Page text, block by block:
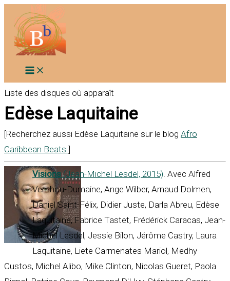
contenu
Liste des disques où apparaît
Edèse Laquitaine
[Recherchez aussi Edèse Laquitaine sur le blog Afro
Caribbean Beats ]
Visions(Jean-Michel Lesdel, 2015). Avec Alfred
Venthou-Dumaine, Ange Wilber, Arnaud Dolmen,
Daniel Saint-Félix, Didier Juste, Darla Abreu, Edèse
Laquitaine, Fabrice Tastet, Frédérick Caracas, Jean-
Michel Lesdel, Jessie Bilon, Jérôme Castry, Laura
Laquitaine, Liete Carmenates Mariol, Medhy
Custos, Michel Alibo, Mike Clinton, Nicolas Gueret, Paola